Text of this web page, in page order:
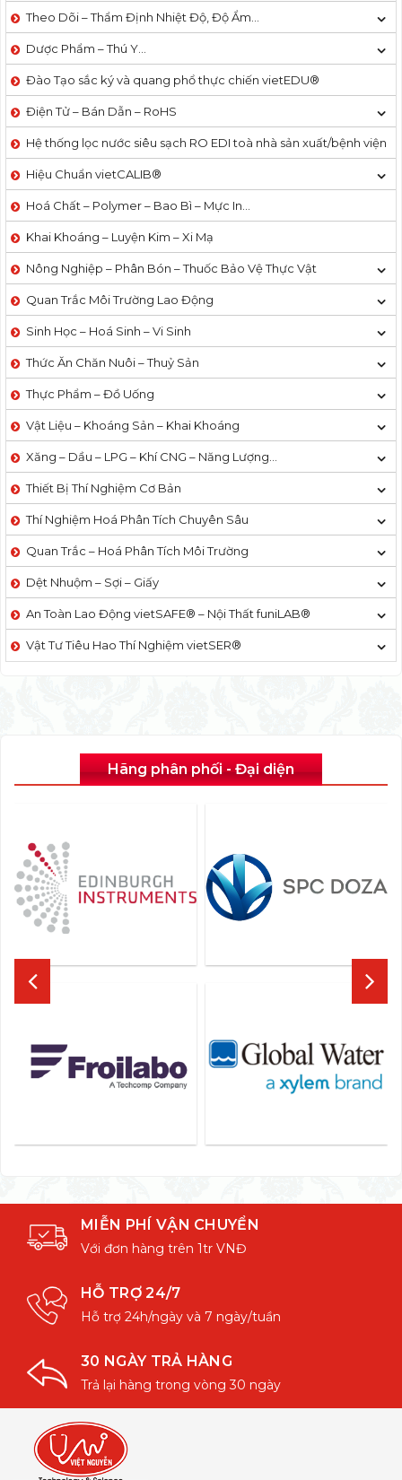
Theo Dõi – Thẩm Định Nhiệt Độ, Độ Ẩm…
Dược Phẩm – Thú Y…
Đào Tạo sắc ký và quang phổ thực chiến vietEDU®
Điện Tử – Bán Dẫn – RoHS
Hệ thống lọc nước siêu sạch RO EDI​​ toà nhà sản xuất/bệnh viện
Hiệu Chuẩn vietCALIB®
Hoá Chất – Polymer – Bao Bì – Mực In…
Khai Khoáng – Luyện Kim – Xi Mạ
Nông Nghiệp – Phân Bón – Thuốc Bảo Vệ Thực Vật
Quan Trắc Môi Trường Lao Động
Sinh Học – Hoá Sinh – Vi Sinh
Thức Ăn Chăn Nuôi – Thuỷ Sản
Thực Phẩm – Đồ Uống
Vật Liệu – Khoáng Sản – Khai Khoáng
Xăng – Dầu – LPG – Khí CNG – Năng Lượng…
Thiết Bị Thí Nghiệm Cơ Bản
Thí Nghiệm Hoá Phân Tích Chuyên Sâu
Quan Trắc – Hoá Phân Tích Môi Trường
Dệt Nhuộm – Sợi – Giấy
An Toàn Lao Động vietSAFE® – Nội Thất funiLAB®
Vật Tư Tiêu Hao Thí Nghiệm vietSER®
Hãng phân phối - Đại diện
MIỄN PHÍ VẬN CHUYỂN
Với đơn hàng trên 1tr VNĐ
HỖ TRỢ 24/7
Hỗ trợ 24h/ngày và 7 ngày/tuần
30 NGÀY TRẢ HÀNG
Trả lại hàng trong vòng 30 ngày